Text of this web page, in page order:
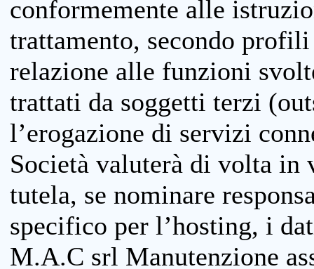
conformemente alle
trattamento, secondo
relazione alle funzioni
trattati da soggetti terzi
l’erogazione di servizi
Società valuterà di volta in
tutela, se nominare
specifico per l’hosting, i
M.A.C srl Manutenzione